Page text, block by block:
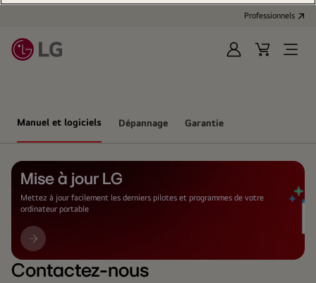
Professionnels
Se
PanierOpen
Manuel et logiciels Dépannage Garantie
Mise à jour LG
Mettez à jour facilement les derniers pilotes et programmes de votre
ordinateur portable
Mise
à
jour
Contactez-nous